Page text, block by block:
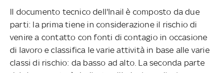
Il documento tecnico dell'Inail è composto da due
parti: la prima tiene in considerazione il rischio di
venire a contatto con fonti di contagio in occasione
di lavoro e classifica le varie attività in base alle varie
classi di rischio: da basso ad alto. La seconda parte